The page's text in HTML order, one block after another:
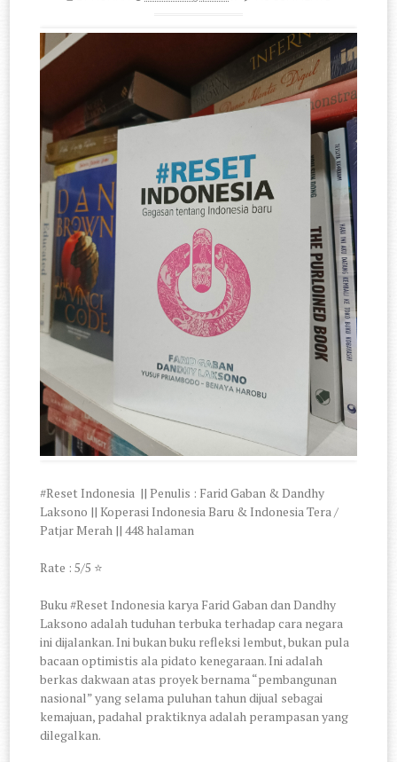
#Reset Indonesia || Penulis : Farid Gaban & Dandhy
Laksono || Koperasi Indonesia Baru & Indonesia Tera /
Patjar Merah || 448 halaman
Rate : 5/5 ⭐
Buku #Reset Indonesia karya Farid Gaban dan Dandhy
Laksono adalah tuduhan terbuka terhadap cara negara
ini dijalankan. Ini bukan buku refleksi lembut, bukan pula
bacaan optimistis ala pidato kenegaraan. Ini adalah
berkas dakwaan atas proyek bernama “pembangunan
nasional” yang selama puluhan tahun dijual sebagai
kemajuan, padahal praktiknya adalah perampasan yang
dilegalkan.